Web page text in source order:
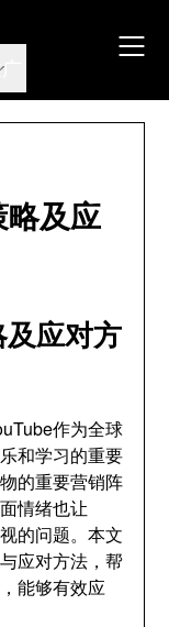
及应
应对方
作为全球
和学习的重要
的重要营销阵
情绪也让
的问题。本文
应对方法，帮
能够有效应